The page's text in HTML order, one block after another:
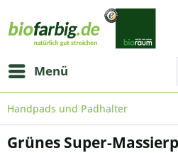
Menü
Handpads und Padhalter
Grünes Super-